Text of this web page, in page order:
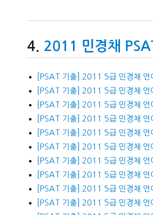
2011 민경채
[PSAT 기출] 2011 5급 민경채
[PSAT 기출] 2011 5급 민경채
[PSAT 기출] 2011 5급 민경채
[PSAT 기출] 2011 5급 민경채
[PSAT 기출] 2011 5급 민경채
[PSAT 기출] 2011 5급 민경채
[PSAT 기출] 2011 5급 민경채
[PSAT 기출] 2011 5급 민경채
[PSAT 기출] 2011 5급 민경채
[PSAT 기출] 2011 5급 민경채